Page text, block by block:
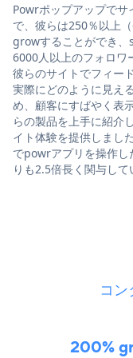
Powrポップアップで
で、彼らは250％以上
growすることができ
6000人以上のフォロワ
彼らのサイトでフィー
実際にどのように見え
め、顧客にすばやく表
らの製品を上手に紹介
イト体験を提供しまし
でpowrアプリを操作し
りも2.5倍長く関与して
コ
200%